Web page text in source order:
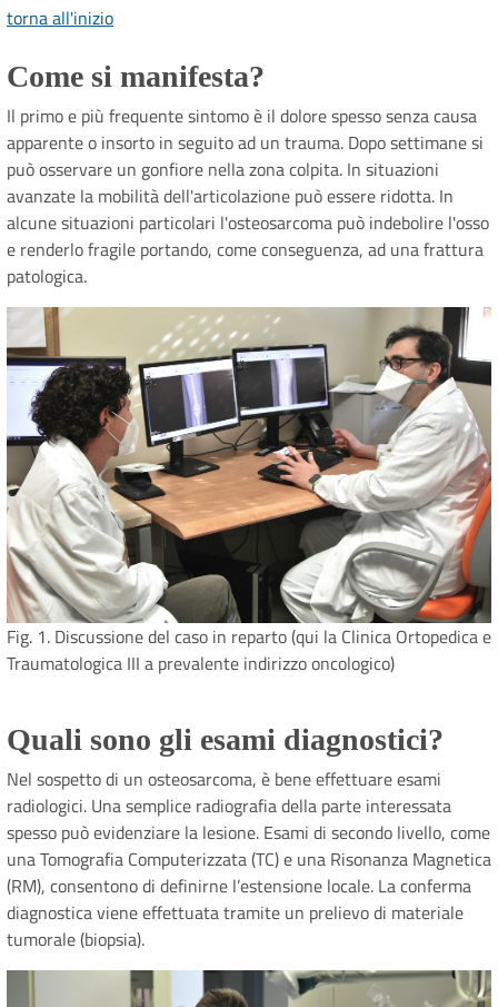
torna all'inizio
Come si manifesta?
Il primo e più frequente sintomo è il dolore spesso senza causa
apparente o insorto in seguito ad un trauma. Dopo settimane si
può osservare un gonfiore nella zona colpita. In situazioni
avanzate la mobilità dell'articolazione può essere ridotta. In
alcune situazioni particolari l'osteosarcoma può indebolire l'osso
e renderlo fragile portando, come conseguenza, ad una frattura
patologica.
Fig. 1. Discussione del caso in reparto (qui la Clinica Ortopedica e
Traumatologica III a prevalente indirizzo oncologico)
Quali sono gli esami diagnostici?
Nel sospetto di un osteosarcoma, è bene effettuare esami
radiologici. Una semplice radiografia della parte interessata
spesso può evidenziare la lesione. Esami di secondo livello, come
una Tomografia Computerizzata (TC) e una Risonanza Magnetica
(RM), consentono di definirne l’estensione locale. La conferma
diagnostica viene effettuata tramite un prelievo di materiale
tumorale (biopsia).